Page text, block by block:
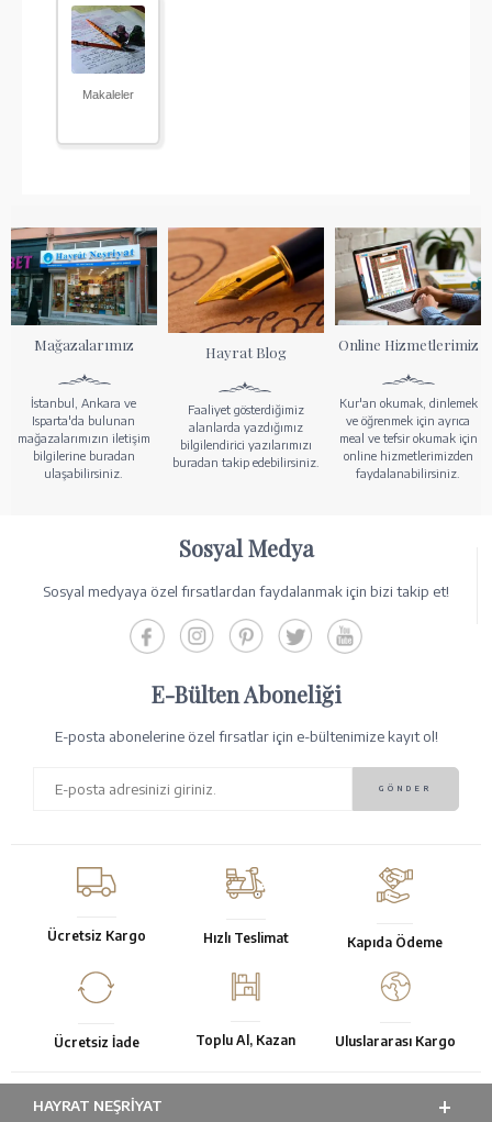
Makaleler
Mağazalarımız
İstanbul, Ankara ve
Isparta'da bulunan
mağazalarımızın iletişim
bilgilerine buradan
ulaşabilirsiniz.
Hayrat Blog
Faaliyet gösterdiğimiz
alanlarda yazdığımız
bilgilendirici yazılarımızı
buradan takip edebilirsiniz.
Online Hizmetlerimiz
Kur'an okumak, dinlemek
ve öğrenmek için ayrıca
meal ve tefsir okumak için
online hizmetlerimizden
faydalanabilirsiniz.
Sosyal Medya
Sosyal medyaya özel fırsatlardan faydalanmak için bizi takip et!
E-Bülten Aboneliği
E-posta abonelerine özel fırsatlar için e-bültenimize kayıt ol!
Ücretsiz Kargo Hızlı Teslimat Kapıda Ödeme
Ücretsiz İade Toplu Al, Kazan Uluslararası Kargo
HAYRAT NEŞRIYAT